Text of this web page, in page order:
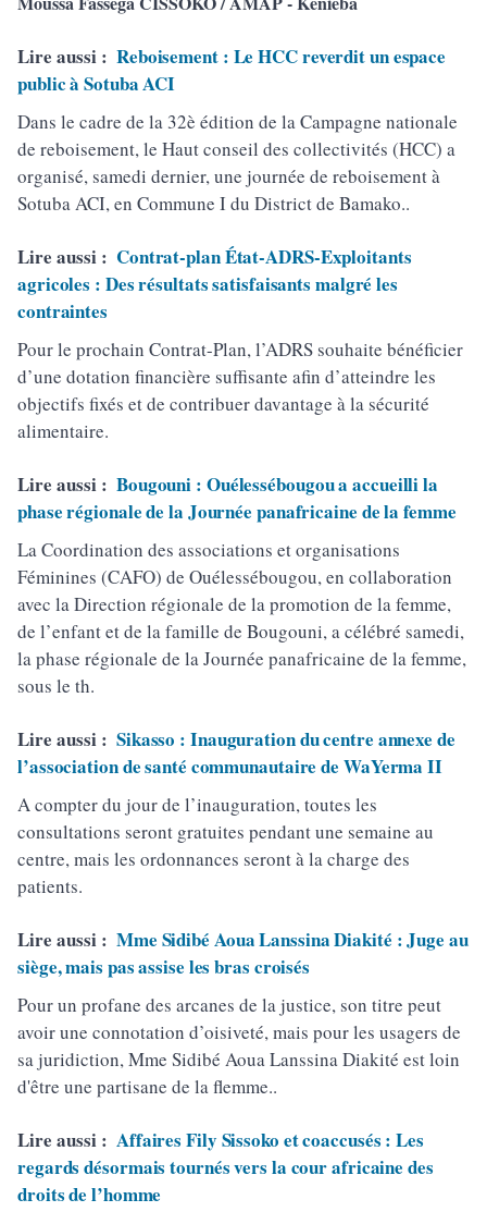
Lire aussi : Reboisement : Le HCC reverdit un espace
public à Sotuba ACI
Dans le cadre de la 32è édition de la Campagne nationale
de reboisement, le Haut conseil des collectivités (HCC) a
organisé, samedi dernier, une journée de reboisement à
Sotuba ACI, en Commune I du District de Bamako..
Lire aussi : Contrat-plan État-ADRS-Exploitants
agricoles : Des résultats satisfaisants malgré les
contraintes
Pour le prochain Contrat-Plan, l’ADRS souhaite bénéficier
d’une dotation financière suffisante afin d’atteindre les
objectifs fixés et de contribuer davantage à la sécurité
alimentaire.
Lire aussi : Bougouni : Ouélessébougou a accueilli la
phase régionale de la Journée panafricaine de la femme
La Coordination des associations et organisations
Féminines (CAFO) de Ouélessébougou, en collaboration
avec la Direction régionale de la promotion de la femme,
de l’enfant et de la famille de Bougouni, a célébré samedi,
la phase régionale de la Journée panafricaine de la femme,
sous le th.
Lire aussi : Sikasso : Inauguration du centre annexe de
l’association de santé communautaire de WaYerma II
A compter du jour de l’inauguration, toutes les
consultations seront gratuites pendant une semaine au
centre, mais les ordonnances seront à la charge des
patients.
Lire aussi : Mme Sidibé Aoua Lanssina Diakité : Juge au
siège, mais pas assise les bras croisés
Pour un profane des arcanes de la justice, son titre peut
avoir une connotation d’oisiveté, mais pour les usagers de
sa juridiction, Mme Sidibé Aoua Lanssina Diakité est loin
d'être une partisane de la flemme..
Lire aussi : Affaires Fily Sissoko et coaccusés : Les
regards désormais tournés vers la cour africaine des
droits de l’homme